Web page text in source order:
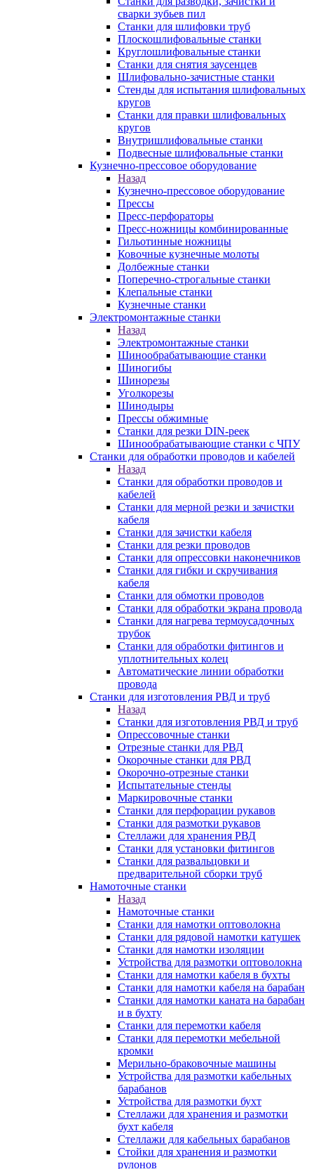
сварки зубьев пил
Станки для шлифовки труб
Плоскошлифовальные станки
Круглошлифовальные станки
Станки для снятия заусенцев
Шлифовально-зачистные станки
Стенды для испытания шлифовальных
кругов
Станки для правки шлифовальных
кругов
Внутришлифовальные станки
Подвесные шлифовальные станки
Кузнечно-прессовое оборудование
Назад
Кузнечно-прессовое оборудование
Прессы
Пресс-перфораторы
Пресс-ножницы комбинированные
Гильотинные ножницы
Ковочные кузнечные молоты
Долбежные станки
Поперечно-строгальные станки
Клепальные станки
Кузнечные станки
Электромонтажные станки
Назад
Электромонтажные станки
Шинообрабатывающие станки
Шиногибы
Шинорезы
Уголкорезы
Шинодыры
Прессы обжимные
Станки для резки DIN-реек
Шинообрабатывающие станки с ЧПУ
Станки для обработки проводов и кабелей
Назад
Станки для обработки проводов и
кабелей
Станки для мерной резки и зачистки
кабеля
Станки для зачистки кабеля
Станки для резки проводов
Станки для опрессовки наконечников
Станки для гибки и скручивания
кабеля
Станки для обмотки проводов
Станки для обработки экрана провода
Станки для нагрева термоусадочных
трубок
Станки для обработки фитингов и
уплотнительных колец
Автоматические линии обработки
провода
Станки для изготовления РВД и труб
Назад
Станки для изготовления РВД и труб
Опрессовочные станки
Отрезные станки для РВД
Окорочные станки для РВД
Окорочно-отрезные станки
Испытательные стенды
Маркировочные станки
Станки для перфорации рукавов
Станки для размотки рукавов
Стеллажи для хранения РВД
Станки для установки фитингов
Станки для развальцовки и
предварительной сборки труб
Намоточные станки
Назад
Намоточные станки
Станки для намотки оптоволокна
Станки для рядовой намотки катушек
Станки для намотки изоляции
Устройства для размотки оптоволокна
Станки для намотки кабеля в бухты
Станки для намотки кабеля на барабан
Станки для намотки каната на барабан
и в бухту
Станки для перемотки кабеля
Станки для перемотки мебельной
кромки
Мерильно-браковочные машины
Устройства для размотки кабельных
барабанов
Устройства для размотки бухт
Стеллажи для хранения и размотки
бухт кабеля
Стеллажи для кабельных барабанов
Стойки для хранения и размотки
рулонов